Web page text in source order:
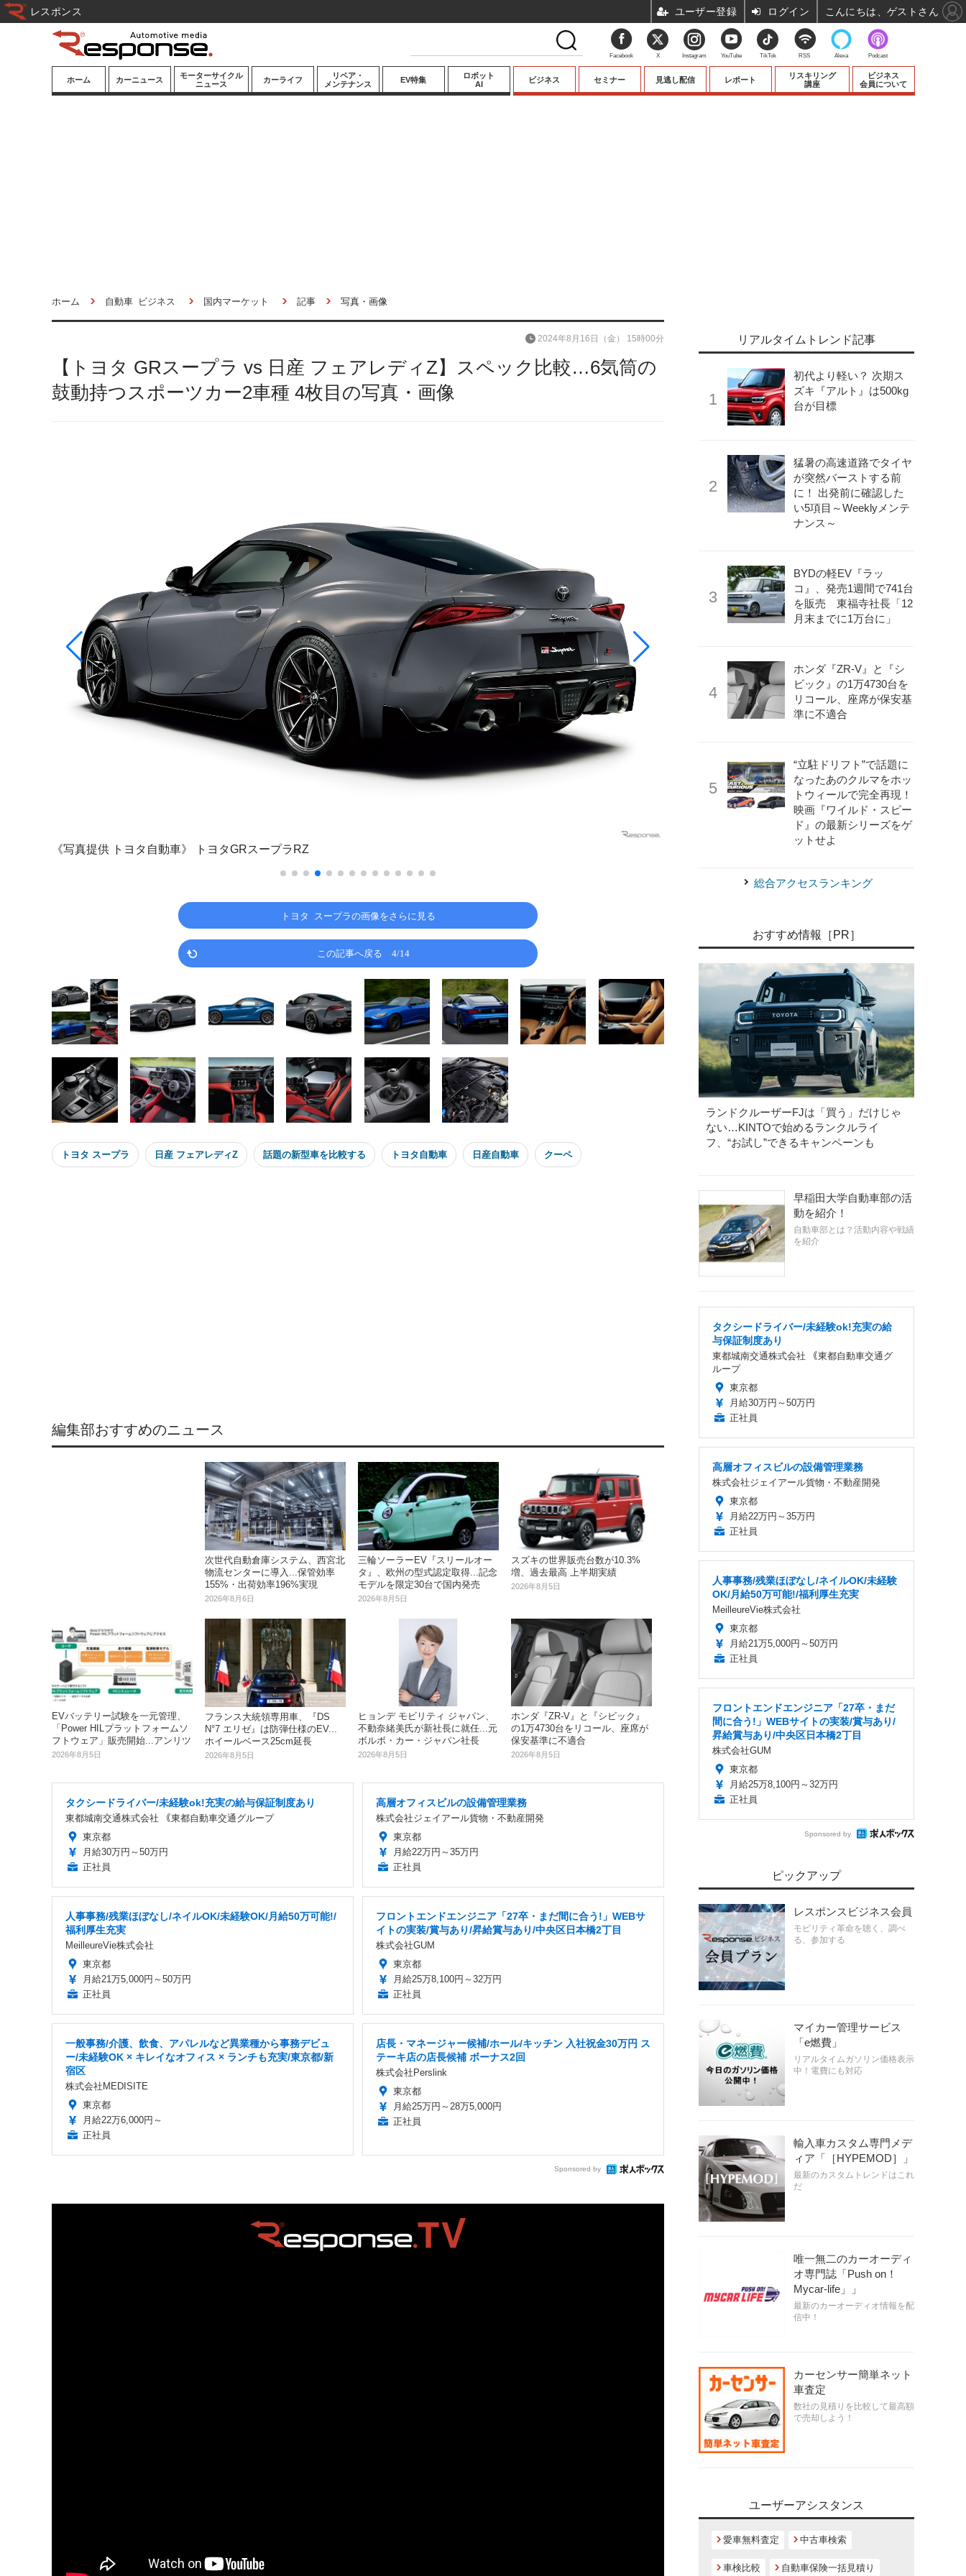
ホーム カーニュース
モーターサイクル
ニュース
カーライフ
リペア・
メンテナンス
EV特集
ロボット
AI
ビジネス セミナー 見逃し配信 レポート
リスキリング
講座
ビジネス
会員について
ホーム 自動車 ビジネス 国内マーケット 記事 写真・画像
【トヨタ GRスープラ vs 日産 フェアレディZ】スペック比較…6気筒の
鼓動持つスポーツカー2車種 4枚目の写真・画像
2024年8月16日（金） 15時00分
《写真提供 トヨタ自動車》 トヨタGRスープラRZ 日産 フェアレディZ 新型
トヨタ スープラの画像をさらに見る
この記事へ戻る 4/14
トヨタ スープラ 日産 フェアレディZ 話題の新型車を比較する トヨタ自動車 日産自動車 クーペ
編集部おすすめのニュース
次世代自動倉庫システム、西宮北
物流センターに導入...保管効率
155%・出荷効率196%実現
2026年8月6日
三輪ソーラーEV『スリールオー
タ』、欧州の型式認定取得...記念
モデルを限定30台で国内発売
2026年8月5日
スズキの世界販売台数が10.3%
増、過去最高 上半期実績
2026年8月5日
EVバッテリー試験を一元管理、
「Power HILプラットフォームソ
フトウェア」販売開始...アンリツ
2026年8月5日
フランス大統領専用車、『DS
N°7 エリゼ』は防弾仕様のEV...
ホイールベース25cm延長
2026年8月5日
ヒョンデ モビリティ ジャパン、
不動奈緒美氏が新社長に就任...元
ボルボ・カー・ジャパン社長
2026年8月5日
ホンダ『ZR-V』と『シビック』
の1万4730台をリコール、座席が
保安基準に不適合
2026年8月5日
タクシードライバー/未経験ok!充実の給与保証制度あり
東都城南交通株式会社 ｟東都自動車交通グループ
東京都
月給30万円～50万円
正社員
高層オフィスビルの設備管理業務
株式会社ジェイアール貨物・不動産開発
東京都
月給22万円～35万円
正社員
人事事務/残業ほぼなし/ネイルOK/未経験OK/月給50万可能!/
福利厚生充実
MeilleureVie株式会社
東京都
月給21万5,000円～50万円
正社員
フロントエンドエンジニア「27卒・まだ間に合う!」WEBサ
イトの実装/賞与あり/昇給賞与あり/中央区日本橋2丁目
株式会社GUM
東京都
月給25万8,100円～32万円
正社員
一般事務/介護、飲食、アパレルなど異業種から事務デビュ
ー/未経験OK × キレイなオフィス × ランチも充実/東京都/新
宿区
株式会社MEDISITE
東京都
月給22万6,000円～
正社員
店長・マネージャー候補/ホール/キッチン 入社祝金30万円 ス
テーキ店の店長候補 ボーナス2回
株式会社Perslink
東京都
月給25万円～28万5,000円
正社員
Sponsored by
リアルタイムトレンド記事
初代より軽い？ 次期ス
ズキ『アルト』は500kg
台が目標
猛暑の高速道路でタイヤ
が突然バーストする前
に！ 出発前に確認した
い5項目～Weeklyメンテ
ナンス～
BYDの軽EV『ラッ
コ』、発売1週間で741台
を販売 東福寺社長「12
月末までに1万台に」
ホンダ『ZR-V』と『シ
ビック』の1万4730台を
リコール、座席が保安基
準に不適合
“立駐ドリフト”で話題に
なったあのクルマをホッ
トウィールで完全再現！
映画『ワイルド・スピー
ド』の最新シリーズをゲ
ットせよ
総合アクセスランキング
おすすめ情報［PR］
ランドクルーザーFJは「買う」だけじゃ
ない…KINTOで始めるランクルライ
フ、“お試し”できるキャンペーンも
早稲田大学自動車部の活
動を紹介！
自動車部とは？活動内容や戦績
を紹介
タクシードライバー/未経験ok!充実の給
与保証制度あり
東都城南交通株式会社 ｟東都自動車交通グ
ループ
東京都
月給30万円～50万円
正社員
高層オフィスビルの設備管理業務
株式会社ジェイアール貨物・不動産開発
東京都
月給22万円～35万円
正社員
人事事務/残業ほぼなし/ネイルOK/未経験
OK/月給50万可能!/福利厚生充実
MeilleureVie株式会社
東京都
月給21万5,000円～50万円
正社員
フロントエンドエンジニア「27卒・まだ
間に合う!」WEBサイトの実装/賞与あり/
昇給賞与あり/中央区日本橋2丁目
株式会社GUM
東京都
月給25万8,100円～32万円
正社員
Sponsored by
ピックアップ
レスポンスビジネス会員
モビリティ革命を聴く、調べ
る、参加する
マイカー管理サービス
「e燃費」
リアルタイムガソリン価格表示
中！電費にも対応
輸入車カスタム専門メデ
ィア「［HYPEMOD］」
最新のカスタムトレンドはこれ
だ
唯一無二のカーオーディ
オ専門誌「Push on！
Mycar-life」」
最新のカーオーディオ情報を配
信中！
カーセンサー簡単ネット
車査定
数社の見積りを比較して最高額
で売却しよう！
ユーザーアシスタンス
愛車無料査定 中古車検索
車検比較 自動車保険一括見積り
Facebook X Instagram YouTube TikTok RSS Alexa Podcast
レスポンス ユーザー登録 ログイン こんにちは、ゲストさん